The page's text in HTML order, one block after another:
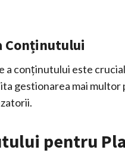
Conținutului
conținutului este
gestionarea mai
pentru